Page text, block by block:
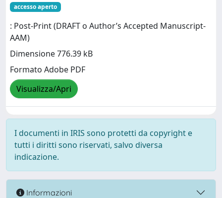
accesso aperto
: Post-Print (DRAFT o Author’s Accepted Manuscript-
AAM)
Dimensione 776.39 kB
Formato Adobe PDF
Visualizza/Apri
I documenti in IRIS sono protetti da copyright e
tutti i diritti sono riservati, salvo diversa
indicazione.
Informazioni